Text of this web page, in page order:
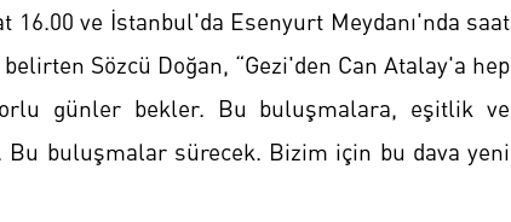
16.00 ve İstanbul'da Esenyurt Meydanı'nda saat
Sözcü Doğan, “Gezi'den Can Atalay'a hep
günler bekler. Bu buluşmalara, eşitlik ve
buluşmalar sürecek. Bizim için bu dava yeni